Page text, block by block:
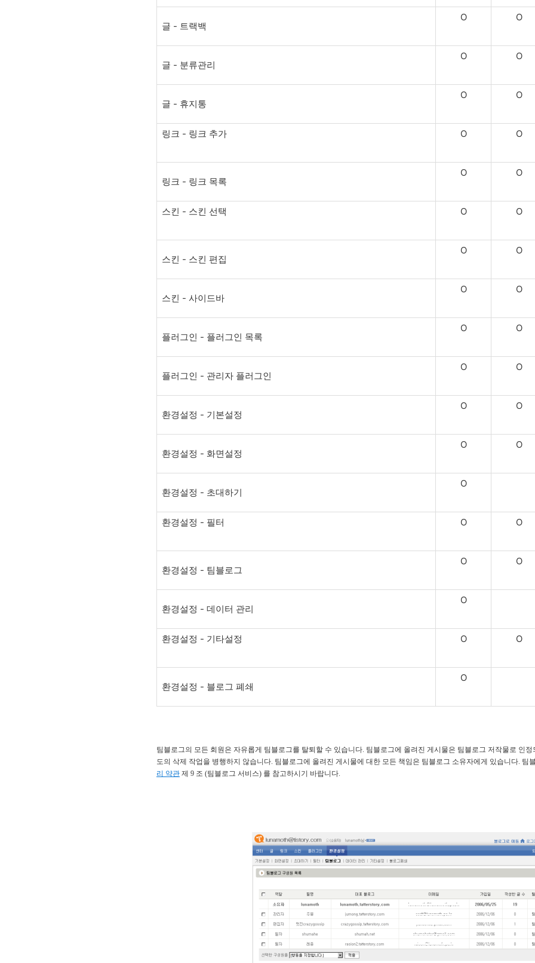
글 - 트랙백
O O
글 - 분류관리
O O
글 - 휴지통
O O
링크 - 링크 추가 O O
링크 - 링크 목록
O O
스킨 - 스킨 선택 O O
스킨 - 스킨 편집
O O
스킨 - 사이드바
O O
플러그인 - 플러그인 목록
O O
플러그인 - 관리자 플러그인
O O
환경설정 - 기본설정
O O
환경설정 - 화면설정
O O
환경설정 - 초대하기
O
환경설정 - 필터 O O
환경설정 - 팀블로그
O O
환경설정 - 데이터 관리
O
환경설정 - 기타설정 O O
환경설정 - 블로그 폐쇄
O
팀블로그의 모든 회원은 자유롭게 팀블로그를 탈퇴할 수 있습니다. 팀블로그에 올려진 게시물은 팀블로그 저작물로 인
도의 삭제 작업을 병행하지 않습니다. 팀블로그에 올려진 게시물에 대한 모든 책임은 팀블로그 소유자에게 있습니다. 팀
리 약관 제 9 조 (팀블로그 서비스) 를 참고하시기 바랍니다.